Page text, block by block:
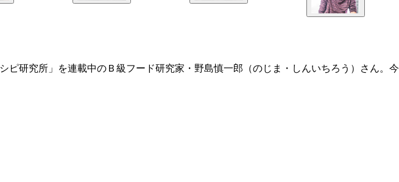
研究所」を連載中のＢ級フード研究家・野島慎一郎（のじま・しんいちろう）さん。今